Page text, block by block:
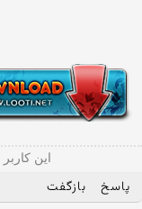
این
پاسخ بازگفت